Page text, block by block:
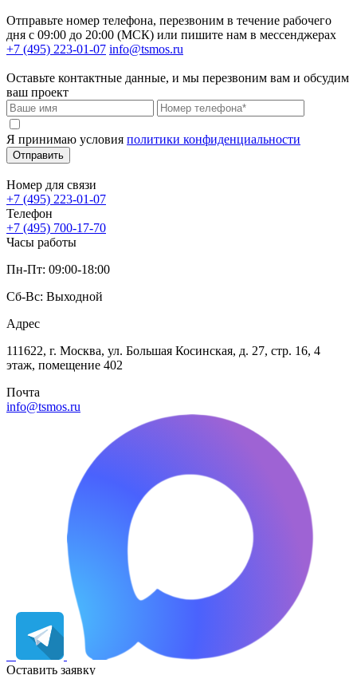
Отправьте номер телефона, перезвоним в течение рабочего
дня с 09:00 до 20:00 (МСК) или пишите нам в мессенджерах
+7 (495) 223-01-07 info@tsmos.ru
Оставьте контактные данные, и мы перезвоним вам и обсудим
ваш проект
Я принимаю условия политики конфиденциальности
Отправить
Номер для связи
+7 (495) 223-01-07
Телефон
+7 (495) 700-17-70
Часы работы
Пн-Пт: 09:00-18:00
Сб-Вс: Выходной
Адрес
111622, г. Москва, ул. Большая Косинская, д. 27, стр. 16, 4
этаж, помещение 402
Почта
info@tsmos.ru
Оставить заявку